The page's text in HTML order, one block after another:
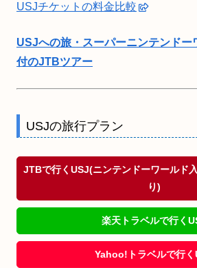
USJチケットの料金比較
USJへの旅・スーパーニンテンドー
付のJTBツアー
USJの旅行プラン
JTBで行くUSJ(ニンテンドーワールド
り)
楽天トラベルで行く
Yahoo!トラベルで行く